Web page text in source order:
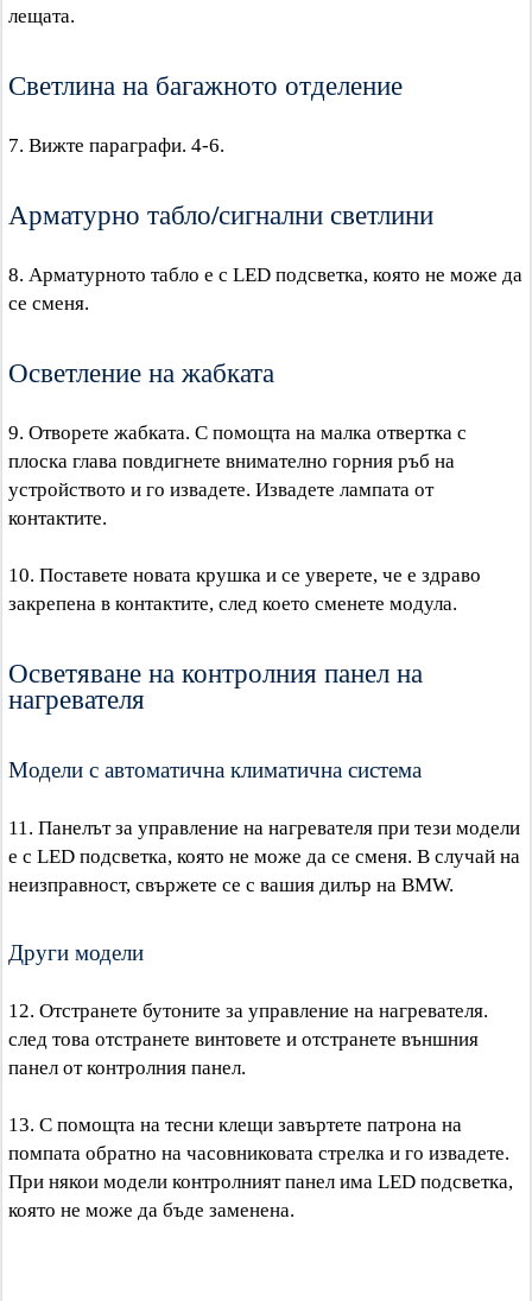
лещата.
Светлина на багажното отделение
7. Вижте параграфи. 4-6.
Арматурно табло/сигнални светлини
8. Арматурното табло е с LED подсветка, която не може да
се сменя.
Осветление на жабката
9. Отворете жабката. С помощта на малка отвертка с
плоска глава повдигнете внимателно горния ръб на
устройството и го извадете. Извадете лампата от
контактите.
10. Поставете новата крушка и се уверете, че е здраво
закрепена в контактите, след което сменете модула.
Осветяване на контролния панел на
нагревателя
Модели с автоматична климатична система
11. Панелът за управление на нагревателя при тези модели
е с LED подсветка, която не може да се сменя. В случай на
неизправност, свържете се с вашия дилър на BMW.
Други модели
12. Отстранете бутоните за управление на нагревателя.
след това отстранете винтовете и отстранете външния
панел от контролния панел.
13. С помощта на тесни клещи завъртете патрона на
помпата обратно на часовниковата стрелка и го извадете.
При някои модели контролният панел има LED подсветка,
която не може да бъде заменена.